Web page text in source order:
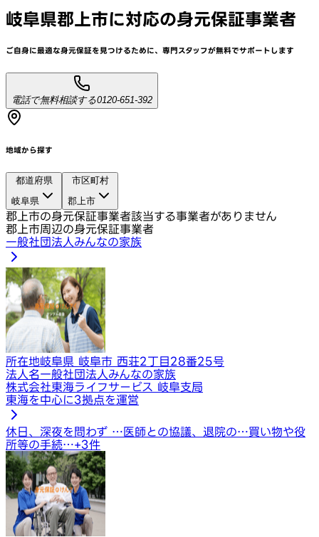
岐阜県郡上市に対応の身元保証事業者
ご自身に最適な身元保証を見つけるために、 専門スタッフが無料でサポートします
電話で無料相談する0120-651-392
地域から探す
都道府県
岐阜県
市区町村
郡上市
郡上市の身元保証事業者該当する事業者がありません
郡上市周辺の身元保証事業者
一般社団法人みんなの家族
所在地岐阜県 岐阜市 西荘2丁目28番25号
法人名一般社団法人みんなの家族
株式会社東海ライフサービス 岐阜支局
東海を中心に3拠点を運営
休日、深夜を問わず …医師との協議、退院の…買い物や役
所等の手続…+3件